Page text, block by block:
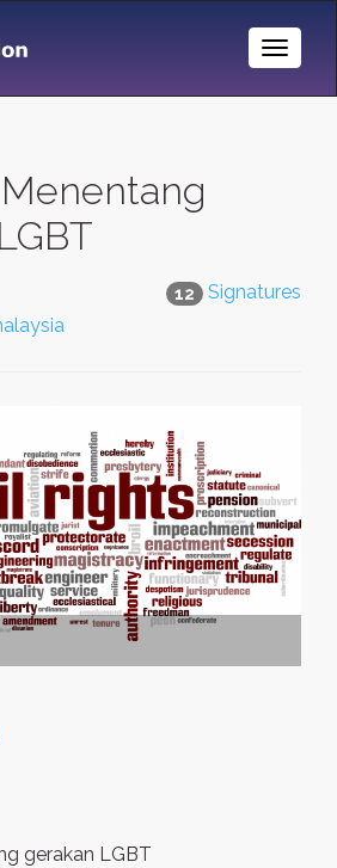
Toggle
12 Signatures
gerakan LGBT